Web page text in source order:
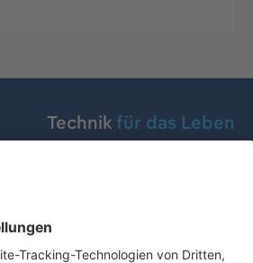
Technik für das Leben